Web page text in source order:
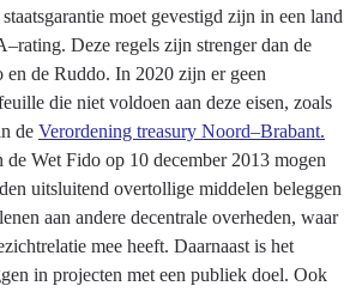
moet gevestigd zijn in een land
Deze regels zijn strenger dan de
en de Ruddo. In 2020 zijn er geen
die niet voldoen aan deze eisen, zoals
de Verordening treasury Noord–Brabant.
Wet Fido op 10 december 2013 mogen
uitsluitend overtollige middelen beleggen
aan andere decentrale overheden, waar
mee heeft. Daarnaast is het
in projecten met een publiek doel. Ook